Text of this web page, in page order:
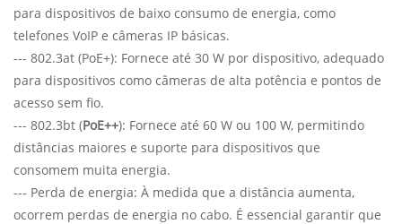
para dispositivos de baixo consumo de energia, como
telefones VoIP e câmeras IP básicas.
--- 802.3at (PoE+): Fornece até 30 W por dispositivo, adequado
para dispositivos como câmeras de alta potência e pontos de
acesso sem fio.
--- 802.3bt (PoE++): Fornece até 60 W ou 100 W, permitindo
distâncias maiores e suporte para dispositivos que
consomem muita energia.
--- Perda de energia: À medida que a distância aumenta,
ocorrem perdas de energia no cabo. É essencial garantir que